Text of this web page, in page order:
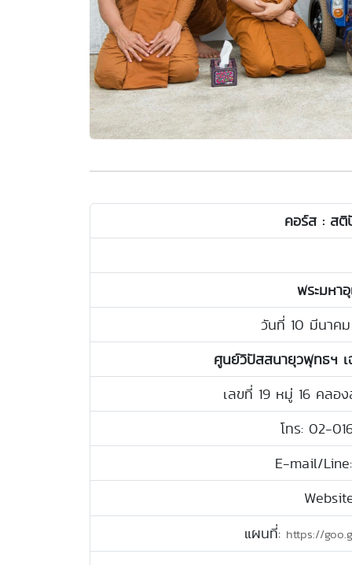
คอร์ส : สติ
พระมหา
วันที่ 10 มีนาค
ศูนย์วิปัสสนายุวพุทธฯ
เลขที่ 19 หมู่ 16 คลอ
โทร: 02-
E-mail/
แผนที่: https://